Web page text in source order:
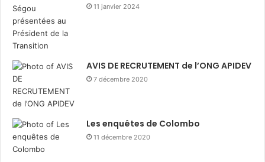
11 janvier 2024
AVIS DE RECRUTEMENT de l’ONG APIDEV
7 décembre 2020
Les enquêtes de Colombo
11 décembre 2020